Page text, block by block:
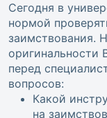
Сегодня в
нормой
заимствования.
оригинальности
перед
вопросов:
Какой
на